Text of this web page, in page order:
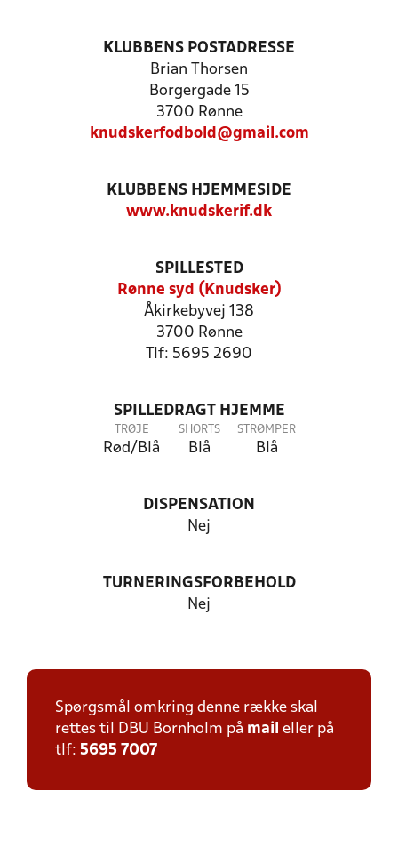
KLUBBENS POSTADRESSE
Brian Thorsen
Borgergade 15
3700 Rønne
knudskerfodbold@gmail.com
KLUBBENS HJEMMESIDE
www.knudskerif.dk
SPILLESTED
Rønne syd (Knudsker)
Åkirkebyvej 138
3700 Rønne
Tlf: 5695 2690
SPILLEDRAGT HJEMME
TRØJE
Rød/Blå
SHORTS
Blå
STRØMPER
Blå
DISPENSATION
Nej
TURNERINGSFORBEHOLD
Nej
Spørgsmål omkring denne række skal
rettes til DBU Bornholm på mail eller på
tlf: 5695 7007